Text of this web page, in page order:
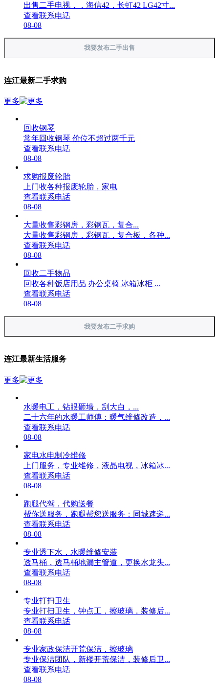
出售二手电视，，海信42，长虹42 LG42寸...
查看联系电话
08-08
我要发布二手出售
连江最新二手求购
更多
回收钢琴
常年回收钢琴 价位不超过两千元
查看联系电话
08-08
求购报废轮胎
上门收各种报废轮胎，家电
查看联系电话
08-08
大量收售彩钢房，彩钢瓦，复合...
大量收售彩钢房，彩钢瓦，复合板，各种...
查看联系电话
08-08
回收二手物品
回收各种饭店用品 办公桌椅 冰箱冰柜 ...
查看联系电话
08-08
我要发布二手求购
连江最新生活服务
更多
水暖电工，钻眼砸墙，刮大白，...
二十六年的水暖工师傅：暖气维修改造，...
查看联系电话
08-08
家电水电制冷维修
上门服务，专业维修，液晶电视，冰箱冰...
查看联系电话
08-08
跑腿代驾，代购送餐
帮你送服务，跑腿帮您送服务：同城速递...
查看联系电话
08-08
专业透下水，水暖维修安装
透马桶，透马桶地漏主管道，更换水龙头...
查看联系电话
08-08
专业打扫卫生
专业打扫卫生，钟点工，擦玻璃，装修后...
查看联系电话
08-08
专业家政保洁开荒保洁，擦玻璃
专业保洁团队，新楼开荒保洁，装修后卫...
查看联系电话
08-08